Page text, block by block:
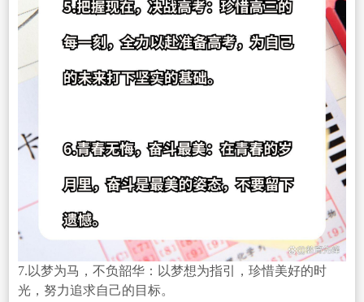
7.以梦为马，不负韶华：以梦想为指引，珍惜美好的时
光，努力追求自己的目标。